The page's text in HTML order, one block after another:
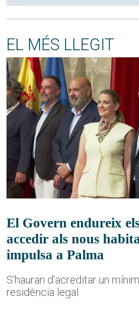
EL MÉS LLEGIT
El Govern endureix
accedir als nous
impulsa a Palma
S'hauran d'acreditar un
residència legal